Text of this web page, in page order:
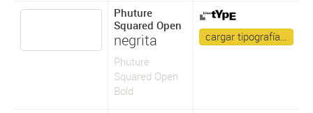
Phuture
Squared Open
negrita
Phuture
Squared Open
Bold
cargar tipografía…